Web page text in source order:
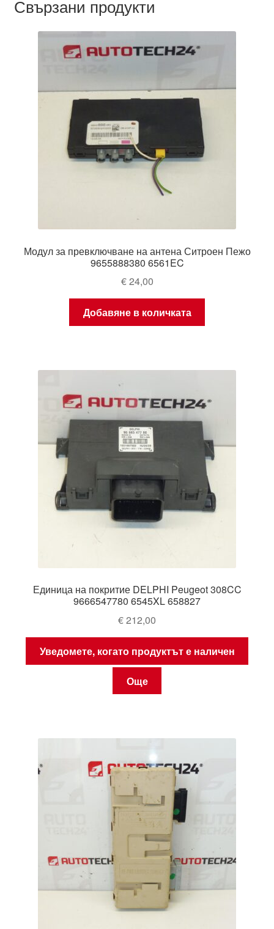
Свързани продукти
Модул за превключване на антена Ситроен Пежо
9655888380 6561EC
€24,00
Добавяне в количката
Единица на покритие DELPHI Peugeot 308CC
9666547780 6545XL 658827
€212,00
Уведомете, когато продуктът е наличен
Още